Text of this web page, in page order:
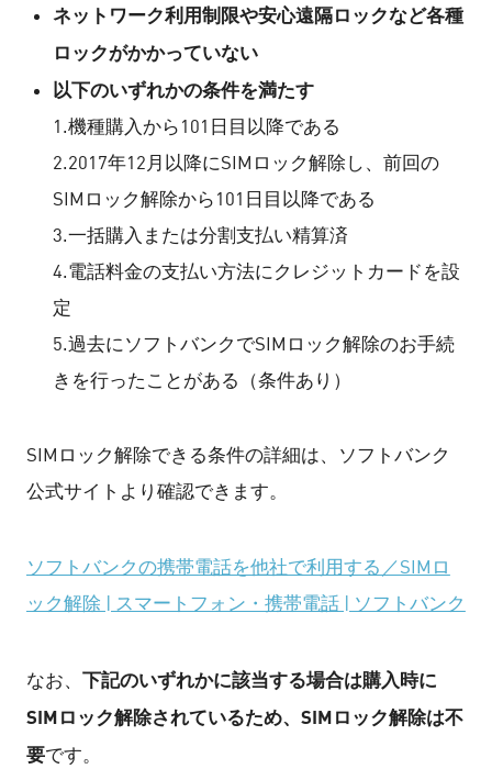
ネットワーク利用制限や安心遠隔ロックなど各種
ロックがかかっていない
以下のいずれかの条件を満たす
1.機種購入から101日目以降である
2.2017年12月以降にSIMロック解除し、前回の
SIMロック解除から101日目以降である
3.一括購入または分割支払い精算済
4.電話料金の支払い方法にクレジットカードを設
定
5.過去にソフトバンクでSIMロック解除のお手続
きを行ったことがある（条件あり）
SIMロック解除できる条件の詳細は、ソフトバンク
公式サイトより確認できます。
ソフトバンクの携帯電話を他社で利用する／SIMロ
ック解除 | スマートフォン・携帯電話 | ソフトバンク
なお、 下記のいずれかに該当する場合は購入時に
SIMロック解除されているため、SIMロック解除は不
要です。